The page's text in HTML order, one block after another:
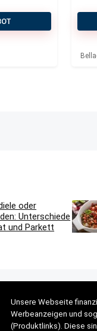
6-
oder
Unterschiede
und Parkett
Unsere Webseite
Werbeanzeigen und
(Produktlinks). Diese